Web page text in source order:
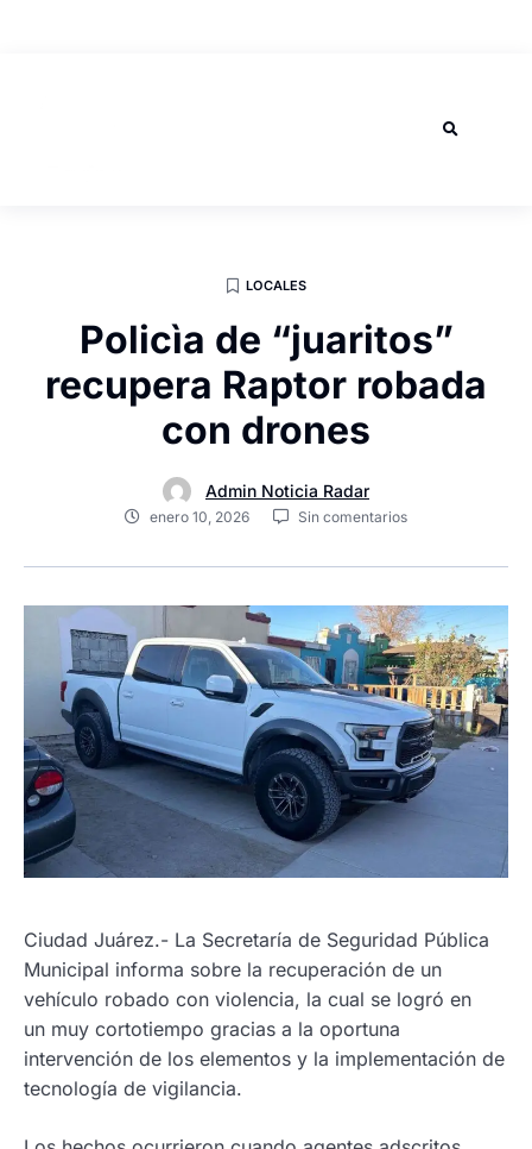
LOCALES
Policìa de “juaritos”
recupera Raptor robada
con drones
Admin Noticia Radar
enero 10, 2026 Sin comentarios
Ciudad Juárez.- La Secretaría de Seguridad Pública
Municipal informa sobre la recuperación de un
vehículo robado con violencia, la cual se logró en
un muy cortotiempo gracias a la oportuna
intervención de los elementos y la implementación de
tecnología de vigilancia.